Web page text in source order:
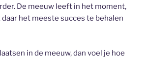
De meeuw leeft in het moment,
het meeste succes te behalen
in de meeuw, dan voel je hoe